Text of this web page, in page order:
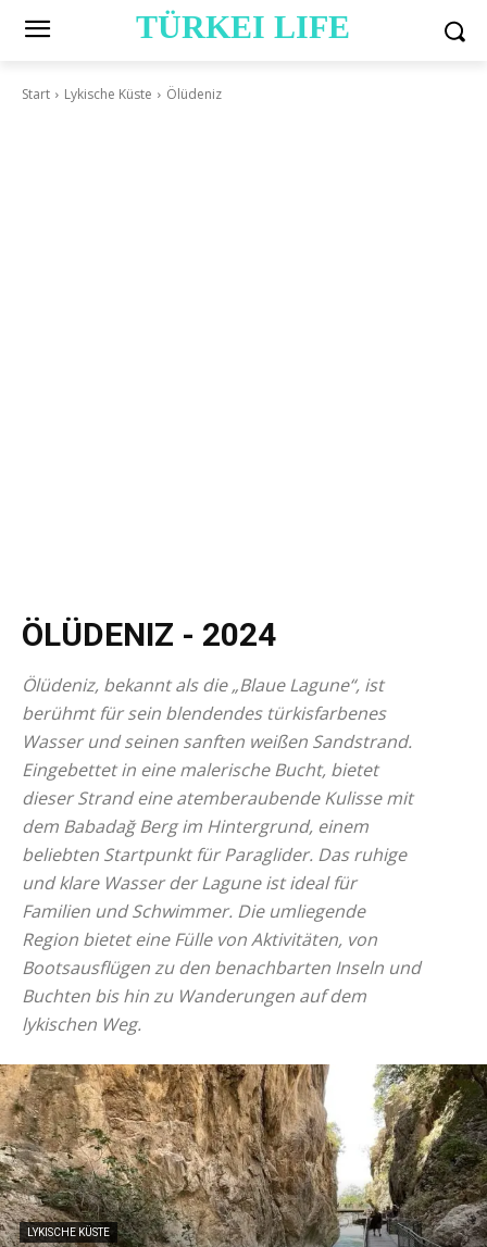
TÜRKEI LIFE
Start Lykische Küste Ölüdeniz
ÖLÜDENIZ - 2024
Ölüdeniz, bekannt als die „Blaue Lagune“, ist
berühmt für sein blendendes türkisfarbenes
Wasser und seinen sanften weißen Sandstrand.
Eingebettet in eine malerische Bucht, bietet
dieser Strand eine atemberaubende Kulisse mit
dem Babadağ Berg im Hintergrund, einem
beliebten Startpunkt für Paraglider. Das ruhige
und klare Wasser der Lagune ist ideal für
Familien und Schwimmer. Die umliegende
Region bietet eine Fülle von Aktivitäten, von
Bootsausflügen zu den benachbarten Inseln und
Buchten bis hin zu Wanderungen auf dem
lykischen Weg.
LYKISCHE KÜSTE